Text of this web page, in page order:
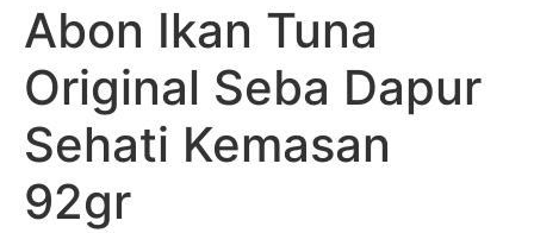
Abon Ikan Tuna
Original Seba Dapur
Sehati Kemasan
92gr